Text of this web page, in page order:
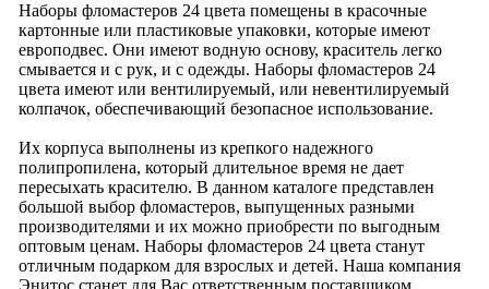
Наборы фломастеров 24 цвета помещены в красочные
картонные или пластиковые упаковки, которые имеют
европодвес. Они имеют водную основу, краситель легко
смывается и с рук, и с одежды. Наборы фломастеров 24
цвета имеют или вентилируемый, или невентилируемый
колпачок, обеспечивающий безопасное использование.
Их корпуса выполнены из крепкого надежного
полипропилена, который длительное время не дает
пересыхать красителю. В данном каталоге представлен
большой выбор фломастеров, выпущенных разными
производителями и их можно приобрести по выгодным
оптовым ценам. Наборы фломастеров 24 цвета станут
отличным подарком для взрослых и детей. Наша компания